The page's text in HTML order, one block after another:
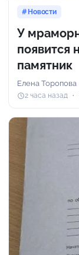
Новости
У
появится
памятник
Елена Торопова
2 часа назад